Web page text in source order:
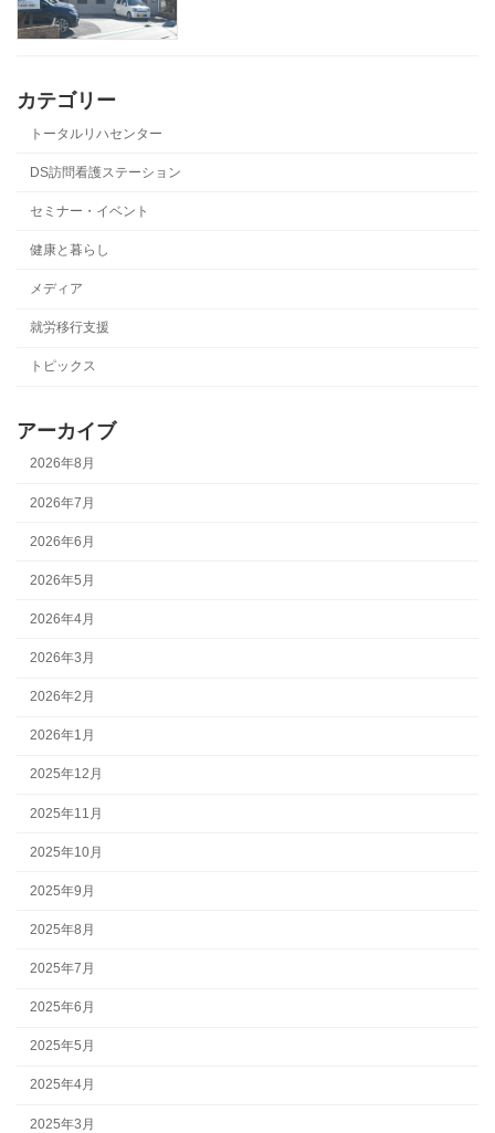
カテゴリー
トータルリハセンター
DS訪問看護ステーション
セミナー・イベント
健康と暮らし
メディア
就労移行支援
トピックス
アーカイブ
2026年8月
2026年7月
2026年6月
2026年5月
2026年4月
2026年3月
2026年2月
2026年1月
2025年12月
2025年11月
2025年10月
2025年9月
2025年8月
2025年7月
2025年6月
2025年5月
2025年4月
2025年3月